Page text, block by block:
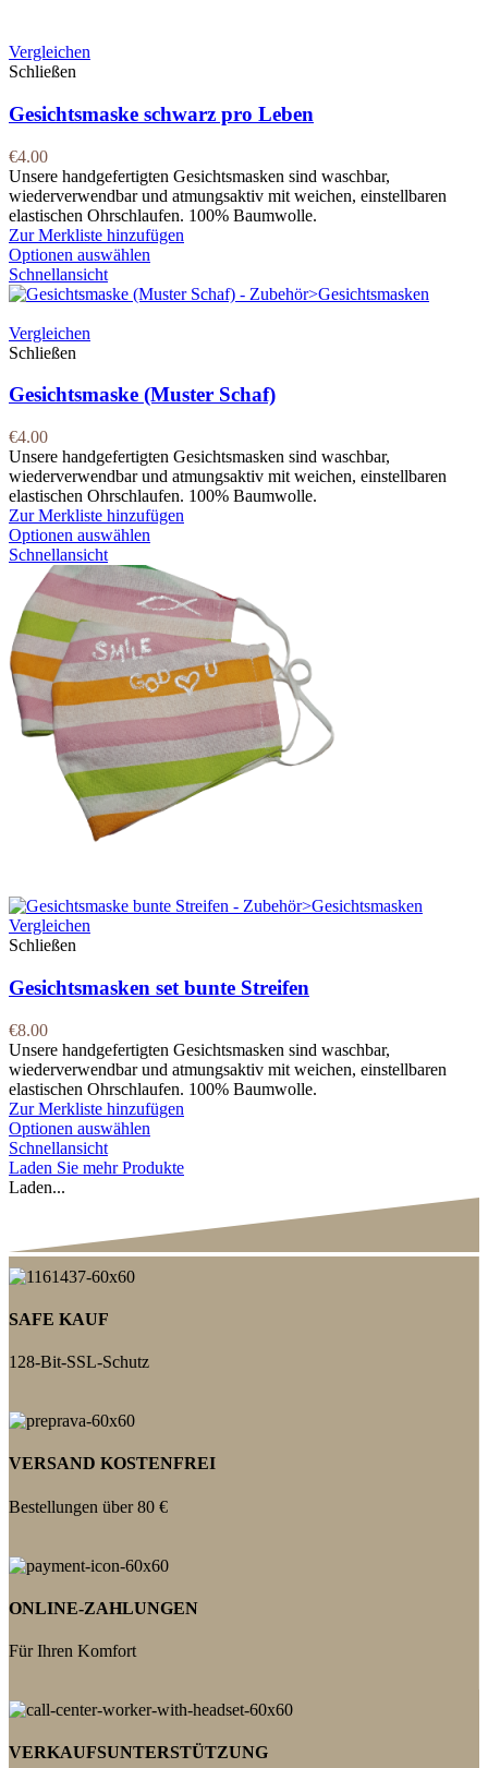
Vergleichen
Schließen
Gesichtsmaske schwarz pro Leben
€4.00
Unsere handgefertigten Gesichtsmasken sind waschbar,
wiederverwendbar und atmungsaktiv mit weichen, einstellbaren
elastischen Ohrschlaufen. 100% Baumwolle.
Zur Merkliste hinzufügen
Optionen auswählen
Schnellansicht
Vergleichen
Schließen
Gesichtsmaske (Muster Schaf)
€4.00
Unsere handgefertigten Gesichtsmasken sind waschbar,
wiederverwendbar und atmungsaktiv mit weichen, einstellbaren
elastischen Ohrschlaufen. 100% Baumwolle.
Zur Merkliste hinzufügen
Optionen auswählen
Schnellansicht
Vergleichen
Schließen
Gesichtsmasken set bunte Streifen
€8.00
Unsere handgefertigten Gesichtsmasken sind waschbar,
wiederverwendbar und atmungsaktiv mit weichen, einstellbaren
elastischen Ohrschlaufen. 100% Baumwolle.
Zur Merkliste hinzufügen
Optionen auswählen
Schnellansicht
Laden Sie mehr Produkte
Laden...
SAFE KAUF
128-Bit-SSL-Schutz
VERSAND KOSTENFREI
Bestellungen über 80 €
ONLINE-ZAHLUNGEN
Für Ihren Komfort
VERKAUFSUNTERSTÜTZUNG